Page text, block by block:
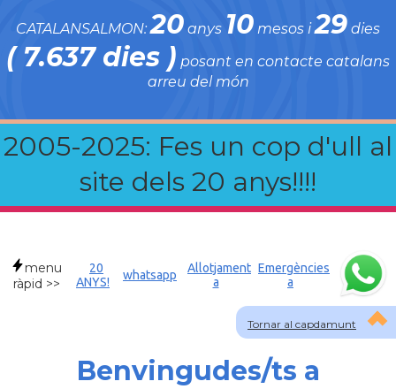
CATALANSALMON:20 anys 10 mesos i29 dies
( 7.637 dies ) posant en contacte catalans
arreu del món
2005-2025: Fes un cop d'ull al
site dels 20 anys!!!!
Tornar al capdamunt
menu
ràpid >>
20
ANYS!
whatsapp
Allotjament
a
Emergències
a
Benvingudes/ts a